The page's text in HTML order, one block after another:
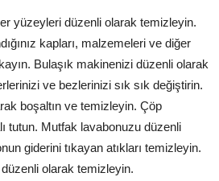
yüzeyleri düzenli olarak temizleyin.
kapları, malzemeleri ve diğer
Bulaşık makinenizi düzenli olarak
ve bezlerinizi sık sık değiştirin.
boşaltın ve temizleyin. Çöp
tutun. Mutfak lavabonuzu düzenli
giderini tıkayan atıkları temizleyin.
düzenli olarak temizleyin.